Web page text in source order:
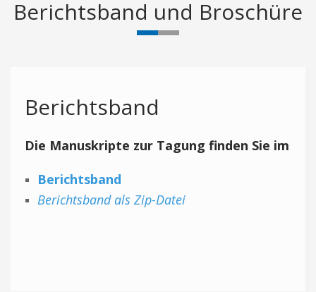
Berichtsband und Broschüre
Berichtsband
Die Manuskripte zur Tagung finden Sie im
Berichtsband
Berichtsband als Zip-Datei